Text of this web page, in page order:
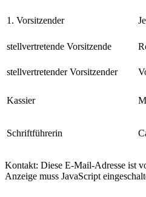
1. Vorsitzender
stellvertretende Vorsitzende
stellvertretender Vorsitzender
Kassier
Schriftführerin
Kontakt: Diese E-Mail-Adresse ist
Anzeige muss JavaScript